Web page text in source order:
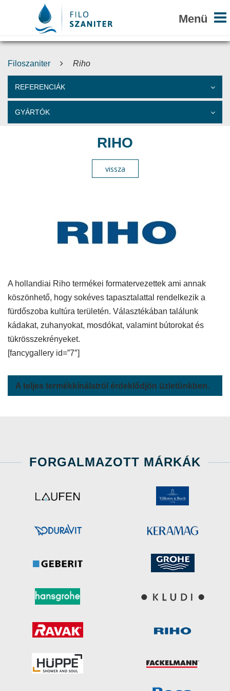
Filoszaniter Riho
REFERENCIÁK
GYÁRTÓK
RIHO
vissza
A hollandiai Riho termékei formatervezettek ami annak
köszönhető, hogy sokéves tapasztalattal rendelkezik a
fürdőszoba kultúra területén. Választékában találunk
kádakat, zuhanyokat, mosdókat, valamint bútorokat és
tükrösszekrényeket.
[fancygallery id=”7″]
A teljes termékkínálatról érdeklődjön üzletünkben.
FORGALMAZOTT MÁRKÁK